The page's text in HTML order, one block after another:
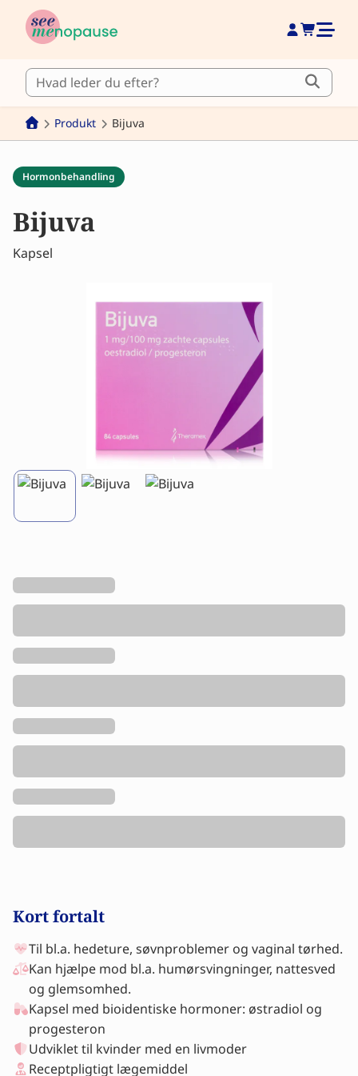
Produkt Bijuva
Hormonbehandling
Bijuva
Kapsel
Kort fortalt
Til bl.a. hedeture, søvnproblemer og vaginal tørhed.
Kan hjælpe mod bl.a. humørsvingninger, nattesved
og glemsomhed.
Kapsel med bioidentiske hormoner: østradiol og
progesteron
Udviklet til kvinder med en livmoder
Receptpligtigt lægemiddel